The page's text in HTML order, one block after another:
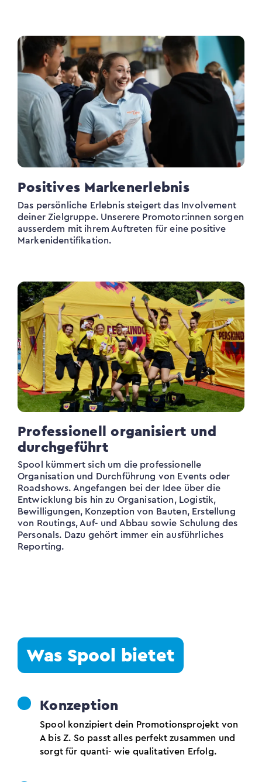
Positives Markenerlebnis
Das persönliche Erlebnis steigert das Involvement
deiner Zielgruppe. Unserere Promotor:innen sorgen
ausserdem mit ihrem Auftreten für eine positive
Markenidentifikation.
Professionell organisiert und
durchgeführt
Spool kümmert sich um die professionelle
Organisation und Durchführung von Events oder
Roadshows. Angefangen bei der Idee über die
Entwicklung bis hin zu Organisation, Logistik,
Bewilligungen, Konzeption von Bauten, Erstellung
von Routings, Auf- und Abbau sowie Schulung des
Personals. Dazu gehört immer ein ausführliches
Reporting.
Was Spool bietet
Konzeption
Spool konzipiert dein Promotionsprojekt von
A bis Z. So passt alles perfekt zusammen und
sorgt für quanti- wie qualitativen Erfolg.